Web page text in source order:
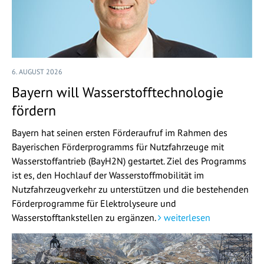
6. AUGUST 2026
Bayern will Wasserstofftechnologie
fördern
Bayern hat seinen ersten Förderaufruf im Rahmen des
Bayerischen Förderprogramms für Nutzfahrzeuge mit
Wasserstoffantrieb (BayH2N) gestartet. Ziel des Programms
ist es, den Hochlauf der Wasserstoffmobilität im
Nutzfahrzeugverkehr zu unterstützen und die bestehenden
Förderprogramme für Elektrolyseure und
Wasserstofftankstellen zu ergänzen.
weiterlesen